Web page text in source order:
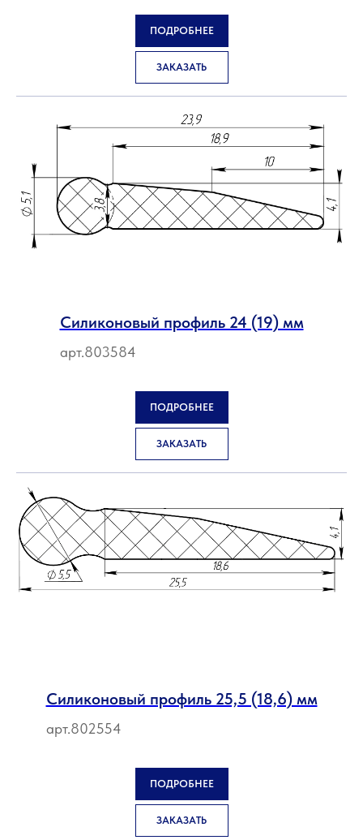
ПОДРОБНЕЕ
ЗАКАЗАТЬ
Силиконовый профиль 24 (19) мм
арт.803584
ПОДРОБНЕЕ
ЗАКАЗАТЬ
Силиконовый профиль 25,5 (18,6) мм
арт.802554
ПОДРОБНЕЕ
ЗАКАЗАТЬ